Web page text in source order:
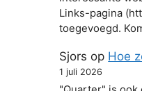
Links-pagina
toegevoegd.
Sjors op Hoe
1 juli 2026